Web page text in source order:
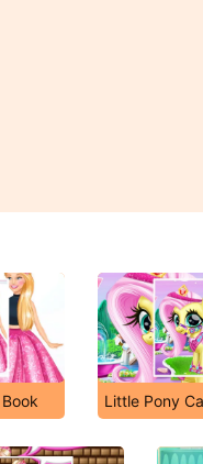
Little Pony